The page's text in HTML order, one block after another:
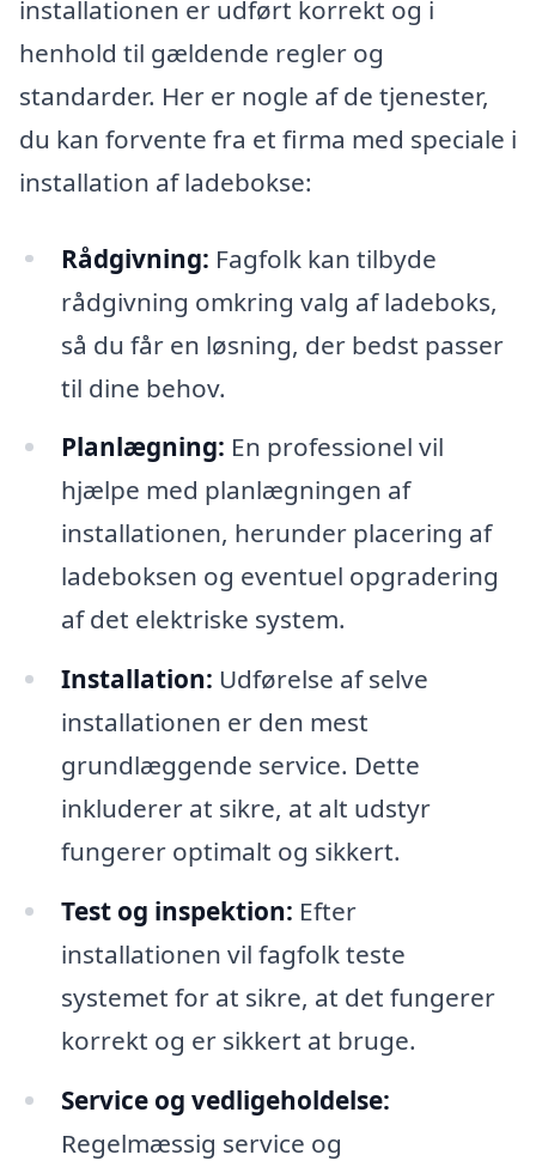
installationen er udført korrekt og i
henhold til gældende regler og
standarder. Her er nogle af de tjenester,
du kan forvente fra et firma med speciale i
installation af ladebokse:
Rådgivning: Fagfolk kan tilbyde
rådgivning omkring valg af ladeboks,
så du får en løsning, der bedst passer
til dine behov.
Planlægning: En professionel vil
hjælpe med planlægningen af
installationen, herunder placering af
ladeboksen og eventuel opgradering
af det elektriske system.
Installation: Udførelse af selve
installationen er den mest
grundlæggende service. Dette
inkluderer at sikre, at alt udstyr
fungerer optimalt og sikkert.
Test og inspektion: Efter
installationen vil fagfolk teste
systemet for at sikre, at det fungerer
korrekt og er sikkert at bruge.
Service og vedligeholdelse:
Regelmæssig service og